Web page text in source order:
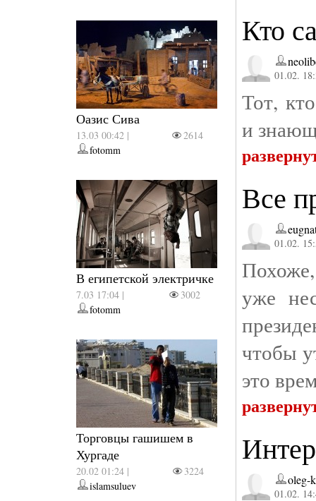
Оазис Сива
13.03 00:42 |
2614
fotomm
В египетской электричке
7.03 17:04 |
3002
fotomm
Торговцы гашишем в
Хургаде
20.02 01:24 |
3224
islamsuluev
Кто
01.02.
Тот,
и
Все
01.02.
уже
чтобы
это
oleg-
01.02.